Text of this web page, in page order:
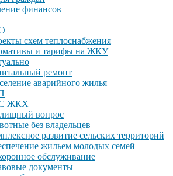
финансов
схем теплоснабжения
и тарифы на ЖКУ
ремонт
аварийного жилья
ЖКХ
вопрос
без владельцев
развитие сельских территорий
жильем молодых семей
обслуживание
документы